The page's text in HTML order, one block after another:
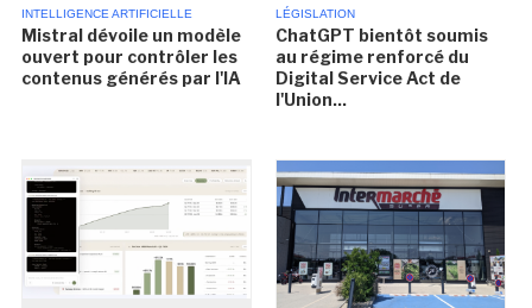
INTELLIGENCE ARTIFICIELLE
Mistral dévoile un modèle
ouvert pour contrôler les
contenus générés par l'IA
LÉGISLATION
ChatGPT bientôt soumis
au régime renforcé du
Digital Service Act de
l'Union...